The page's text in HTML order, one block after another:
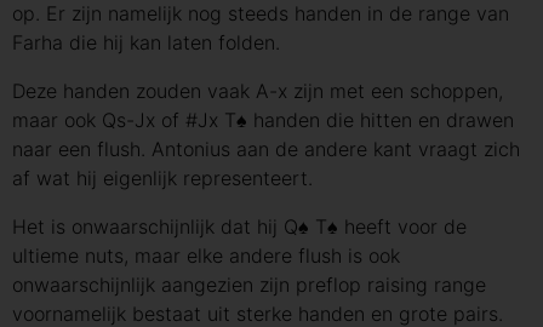
op. Er zijn namelijk nog steeds handen in de range van
Farha die hij kan laten folden.
Deze handen zouden vaak A-x zijn met een schoppen,
maar ook Qs-Jx of #Jx T♠ handen die hitten en drawen
naar een flush. Antonius aan de andere kant vraagt zich
af wat hij eigenlijk representeert.
Het is onwaarschijnlijk dat hij Q♠ T♠ heeft voor de
ultieme nuts, maar elke andere flush is ook
onwaarschijnlijk aangezien zijn preflop raising range
voornamelijk bestaat uit sterke handen en grote pairs.